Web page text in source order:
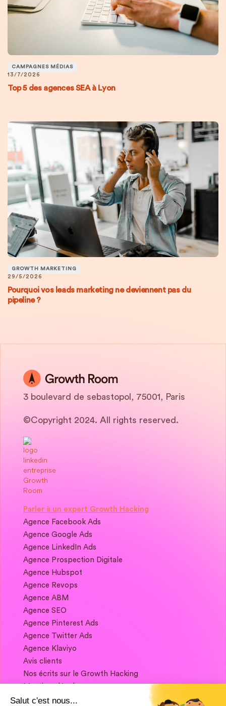
CAMPAGNES MÉDIAS
13/7/2026
Top 5 des agences SEA à Lyon
GROWTH MARKETING
29/5/2026
Pourquoi vos leads marketing ne deviennent pas du
pipeline ?
3 boulevard de sebastopol, 75001, Paris
©Copyright 2024. All rights reserved.
Parler à un expert Growth Hacking
Agence Facebook Ads
Agence Google Ads
Agence LinkedIn Ads
Agence Prospection Digitale
Agence Hubspot
Agence Revops
Agence ABM
Agence SEO
Agence Pinterest Ads
Agence Twitter Ads
Agence Klaviyo
Avis clients
Nos écrits sur le Growth Hacking
Salut c'est nous...